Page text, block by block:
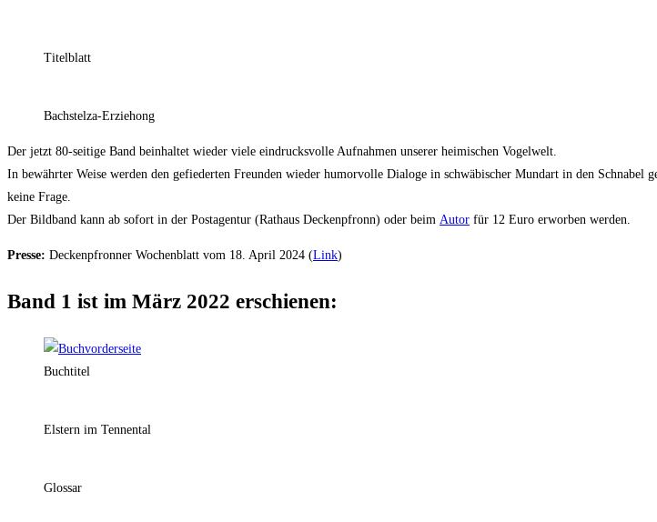
Titelblatt
Bachstelza-Erziehong
Der jetzt 80-seitige Band beinhaltet wieder viele eindrucksvolle Aufnahmen unserer heimischen Vogelwelt.
In bewährter Weise werden den gefiederten Freunden wieder humorvolle Dialoge in schwäbischer Mundart in den Schnabel
keine Frage.
Der Bildband kann ab sofort in der Postagentur (Rathaus Deckenpfronn) oder beim Autor für 12 Euro erworben werden.
Presse: Deckenpfronner Wochenblatt vom 18. April 2024 (Link)
Band 1 ist im März 2022 erschienen:
Buchtitel
Elstern im Tennental
Glossar